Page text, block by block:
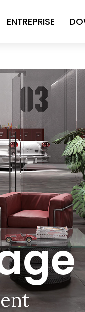
ENTREPRISE